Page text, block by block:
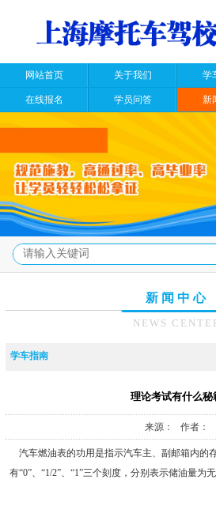
网站首页 关于我们 学
在线报名 学员问答 新
新闻中心
NEWS
学车指南
理论考试有什么秘
来源： 作者：
汽车燃油表的功用是指示汽车主、副邮箱内的
有“0”、“1/2”、“1”三个刻度，分别表示储油量为